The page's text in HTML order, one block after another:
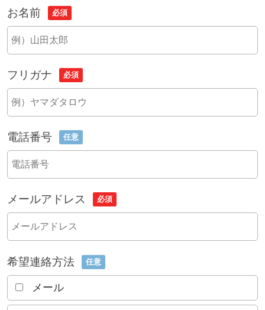
お名前 必須
フリガナ 必須
電話番号 任意
メールアドレス 必須
希望連絡方法 任意
メール